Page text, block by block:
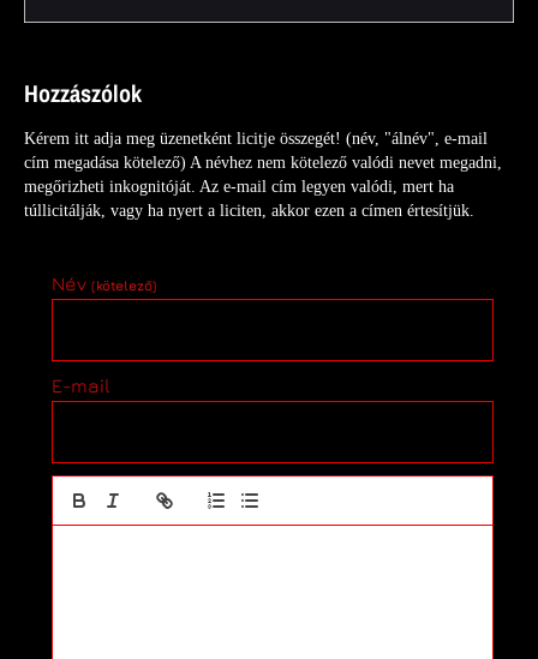
Hozzászólok
Kérem itt adja meg üzenetként licitje összegét! (név, "álnév", e-mail
cím megadása kötelező) A névhez nem kötelező valódi nevet megadni,
megőrizheti inkognitóját. Az e-mail cím legyen valódi, mert ha
túllicitálják, vagy ha nyert a liciten, akkor ezen a címen értesítjük.
Név (kötelező)
E-mail